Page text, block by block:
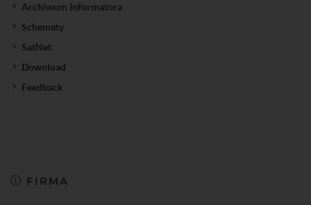
Archiwum Informatora
Schematy
SatNet
Download
Feedback
FIRMA